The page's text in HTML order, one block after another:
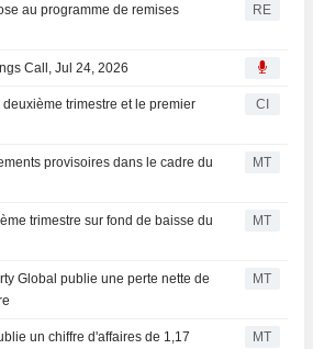
au programme de remises
RE
Call, Jul 24, 2026
trimestre et le premier
CI
provisoires dans le cadre du
MT
trimestre sur fond de baisse du
MT
Global publie une perte nette de
MT
un chiffre d'affaires de 1,17
MT